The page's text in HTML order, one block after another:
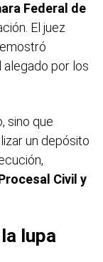
Federal de
El juez
por los
sino que
un depósito
Civil y
lupa